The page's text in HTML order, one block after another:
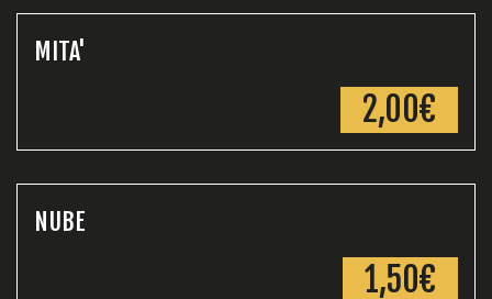
MITA'
2,00€
NUBE
1,50€